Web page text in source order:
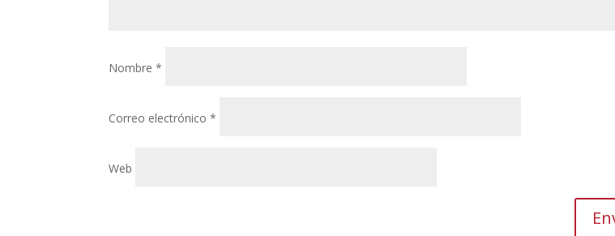
Nombre*
Correo electrónico*
Web